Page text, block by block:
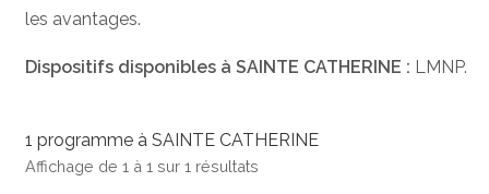
les avantages.
Dispositifs disponibles à SAINTE CATHERINE : LMNP.
1 programme à SAINTE CATHERINE
Affichage de 1 à 1 sur 1 résultats